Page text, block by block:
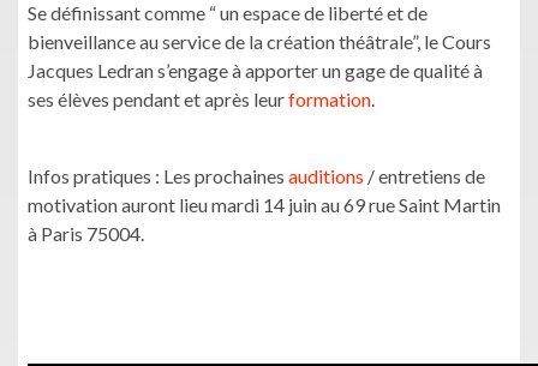
Se définissant comme “ un espace de liberté et de
bienveillance au service de la création théâtrale”, le Cours
Jacques Ledran s’engage à apporter un gage de qualité à
ses élèves pendant et après leurformation.
Infos pratiques : Les prochaines auditions / entretiens de
motivation auront lieu mardi 14 juin au 69 rue Saint Martin
à Paris 75004.